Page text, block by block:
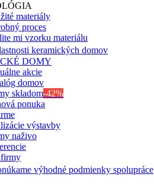
materiály
proces
mi vzorku materiálu
keramických domov
DOMY
akcie
domov
skladom-42%
ponuka
výstavby
naživo
výhodné podmienky spolupráce